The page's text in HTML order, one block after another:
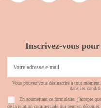
Inscrivez-vous
Vous pouvez vous désinscrire à tout
dans les
En soumettant ce formulaire, j'accepte
de la relation commerciale qui peut en découler.